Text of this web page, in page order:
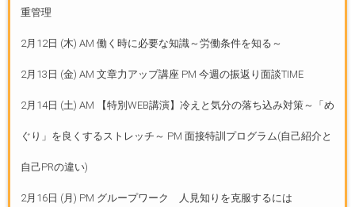
重管理
2月12日 (木) AM 働く時に必要な知識～労働条件を知る～
2月13日 (金) AM 文章力アップ講座 PM 今週の振返り面談TIME
2月14日 (土) AM 【特別WEB講演】冷えと気分の落ち込み対策～「め
ぐり」を良くするストレッチ～ PM 面接特訓プログラム(自己紹介と
自己PRの違い)
2月16日 (月) PM グループワーク 人見知りを克服するには